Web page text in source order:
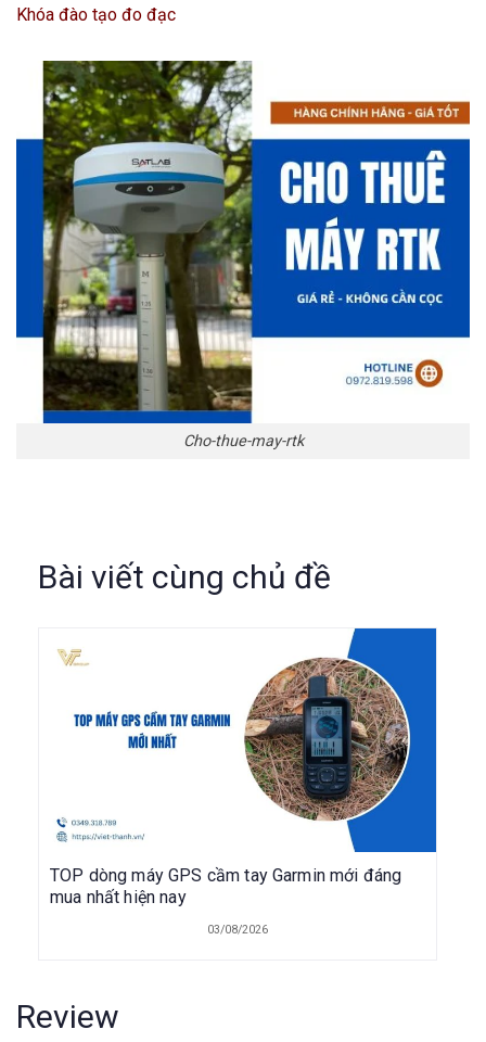
Khóa đào tạo đo đạc
Cho-thue-may-rtk
Bài viết cùng chủ đề
TOP dòng máy GPS cầm tay Garmin mới đáng
mua nhất hiện nay
03/08/2026
Review